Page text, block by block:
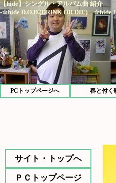
【hide】シングル・アルバム曲 紹介
-☆hide D.O.D.(DRINK OR DIE) ☆hide
PCトップページへ 春と付く
サイト・トップへ
ＰＣトップページ